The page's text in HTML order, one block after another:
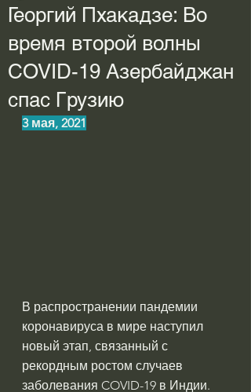
Георгий Пхакадзе: Во
время второй волны
COVID-19 Азербайджан
спас Грузию
3 мая, 2021
В распространении пандемии
коронавируса в мире наступил
новый этап, связанный с
рекордным ростом случаев
заболевания COVID-19 в Индии.